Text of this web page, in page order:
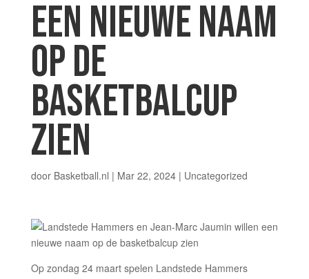
EEN NIEUWE NAAM
OP DE
BASKETBALCUP
ZIEN
door Basketball.nl | Mar 22, 2024| Uncategorized
Op zondag 24 maart spelen Landstede Hammers